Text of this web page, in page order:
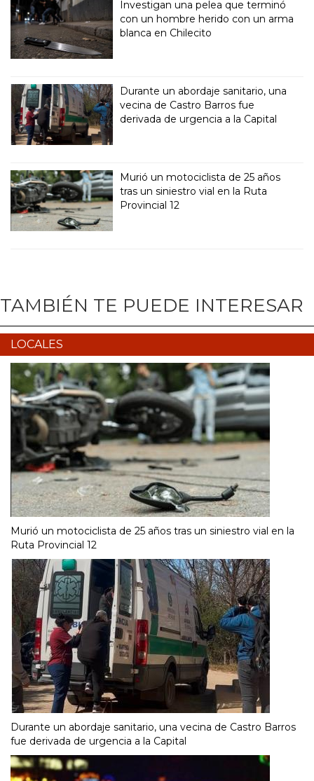
Investigan una pelea que terminó
con un hombre herido con un arma
blanca en Chilecito
Durante un abordaje sanitario, una
vecina de Castro Barros fue
derivada de urgencia a la Capital
Murió un motociclista de 25 años
tras un siniestro vial en la Ruta
Provincial 12
TAMBIÉN TE PUEDE INTERESAR
LOCALES
Murió un motociclista de 25 años tras un siniestro vial en la
Ruta Provincial 12
Durante un abordaje sanitario, una vecina de Castro Barros
fue derivada de urgencia a la Capital